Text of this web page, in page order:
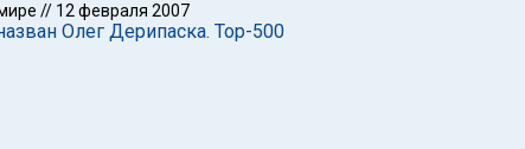
// 12 февраля 2007
Олег Дерипаска. Top-500